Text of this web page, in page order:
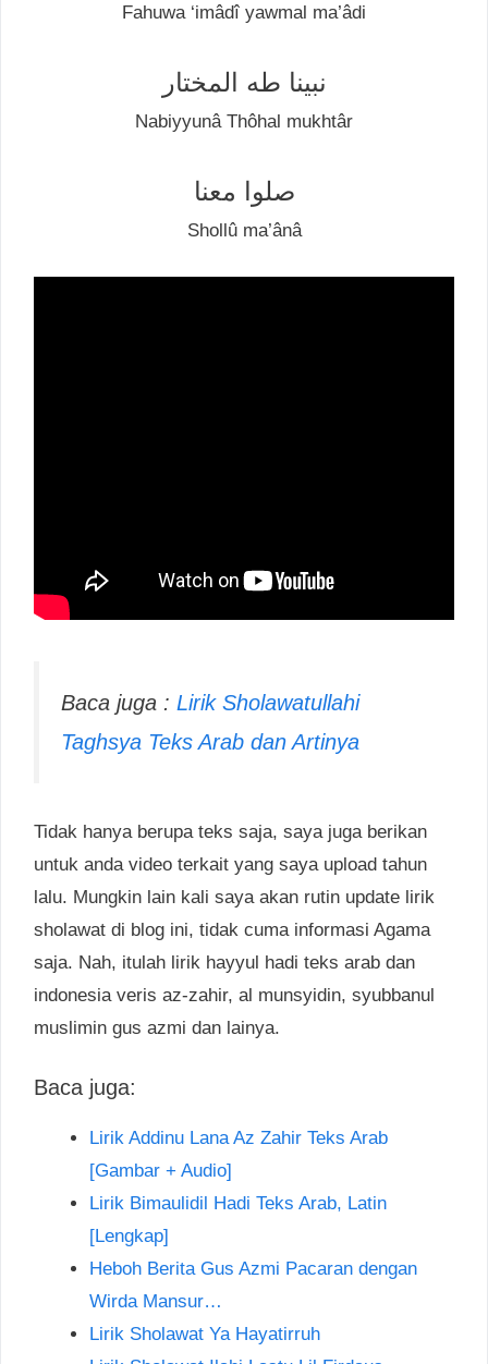
Fahuwa ‘imâdî уаwmаl mа’âdі
نبينا طه المختار
Nаbіууunâ Thôhаl mukhtâr
صلوا معنا
Shollû mа’ânâ
Baca juga : Lirik Sholawatullahi
Taghsya Teks Arab dan Artinya
Tidak hanya berupa teks saja, saya juga berikan
untuk anda video terkait yang saya upload tahun
lalu. Mungkin lain kali saya akan rutin update lirik
sholawat di blog ini, tidak cuma informasi Agama
saja. Nah, itulah lirik hayyul hadi teks arab dan
indonesia veris az-zahir, al munsyidin, syubbanul
muslimin gus azmi dan lainya.
Baca juga:
Lirik Addinu Lana Az Zahir Teks Arab
[Gambar + Audio]
Lirik Bimaulidil Hadi Teks Arab, Latin
[Lengkap]
Heboh Berita Gus Azmi Pacaran dengan
Wirda Mansur…
Lirik Sholawat Ya Hayatirruh